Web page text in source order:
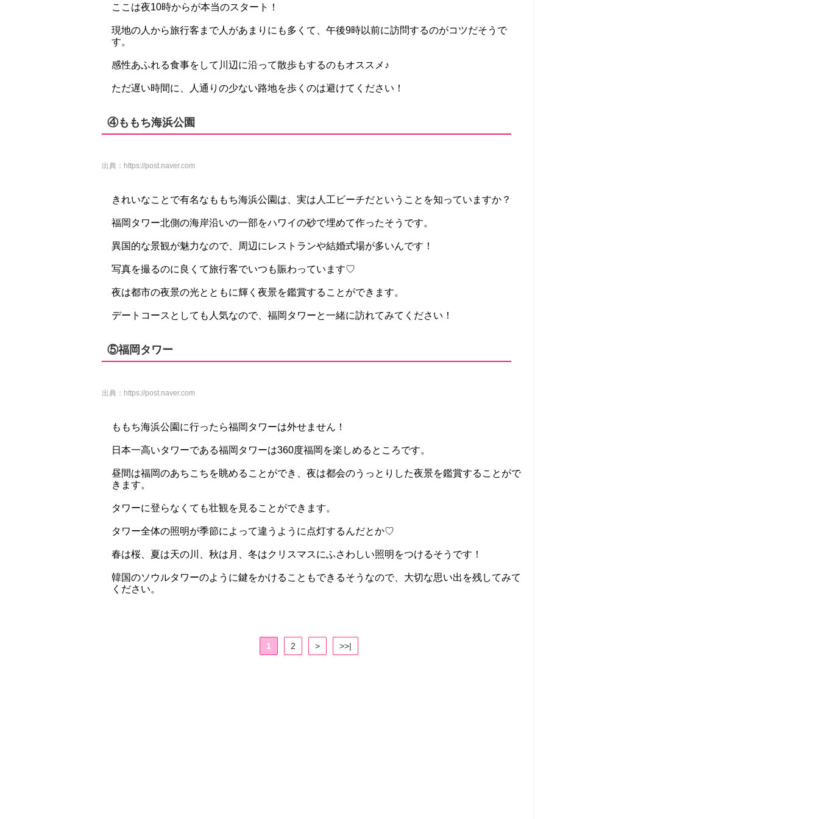
ここは夜10時からが本当のスタート！
現地の人から旅行客まで人があまりにも多くて、午後9時以前に訪問するのがコツだそうで
す。
感性あふれる食事をして川辺に沿って散歩もするのもオススメ♪
ただ遅い時間に、人通りの少ない路地を歩くのは避けてください！
④ももち海浜公園
出典： https://post.naver.com
きれいなことで有名なももち海浜公園は、実は人工ビーチだということを知っていますか？
福岡タワー北側の海岸沿いの一部をハワイの砂で埋めて作ったそうです。
異国的な景観が魅力なので、周辺にレストランや結婚式場が多いんです！
写真を撮るのに良くて旅行客でいつも賑わっています♡
夜は都市の夜景の光とともに輝く夜景を鑑賞することができます。
デートコースとしても人気なので、福岡タワーと一緒に訪れてみてください！
⑤福岡タワー
出典： https://post.naver.com
ももち海浜公園に行ったら福岡タワーは外せません！
日本一高いタワーである福岡タワーは360度福岡を楽しめるところです。
昼間は福岡のあちこちを眺めることができ、夜は都会のうっとりした夜景を鑑賞することがで
きます。
タワーに登らなくても壮観を見ることができます。
タワー全体の照明が季節によって違うように点灯するんだとか♡
春は桜、夏は天の川、秋は月、冬はクリスマスにふさわしい照明をつけるそうです！
韓国のソウルタワーのように鍵をかけることもできるそうなので、大切な思い出を残してみて
ください。
1 2 > >>|